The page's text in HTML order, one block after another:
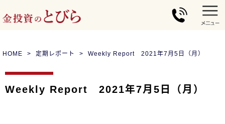
HOME 定期レポート Weekly Report 2021年7月5日（月）
Weekly Report 2021年7月5日（月）